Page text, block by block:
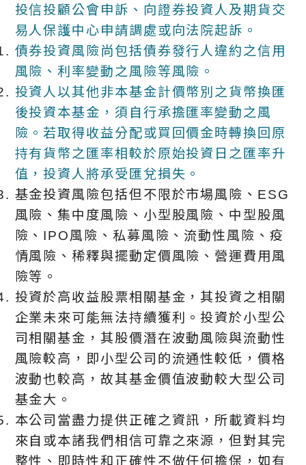
投信投顧公會申訴、向證券投資人及期貨交
易人保護中心申請調處或向法院起訴。
債券投資風險尚包括債券發行人違約之信用
風險、利率變動之風險等風險。
投資人以其他非本基金計價幣別之貨幣換匯
後投資本基金，須自行承擔匯率變動之風
險。若取得收益分配或買回價金時轉換回原
持有貨幣之匯率相較於原始投資日之匯率升
值，投資人將承受匯兌損失。
基金投資風險包括但不限於市場風險、ESG
風險、集中度風險、小型股風險、中型股風
險、IPO風險、私募風險、流動性風險、疫
情風險、稀釋與擺動定價風險、營運費用風
險等。
投資於高收益股票相關基金，其投資之相關
企業未來可能無法持續獲利。投資於小型公
司相關基金，其股價潛在波動風險與流動性
風險較高，即小型公司的流通性較低，價格
波動也較高，故其基金價值波動較大型公司
基金大。
本公司當盡力提供正確之資訊，所載資料均
來自或本諸我們相信可靠之來源，但對其完
整性、即時性和正確性不做任何擔保，如有